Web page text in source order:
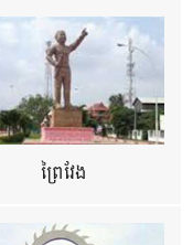
ព្រៃវែង